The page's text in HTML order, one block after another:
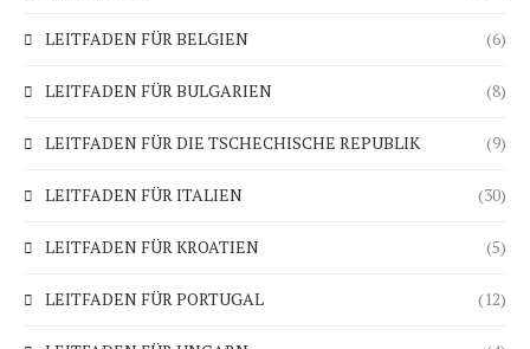
LEITFADEN FÜR BELGIEN (6)
LEITFADEN FÜR BULGARIEN (8)
LEITFADEN FÜR DIE TSCHECHISCHE REPUBLIK (9)
LEITFADEN FÜR ITALIEN (30)
LEITFADEN FÜR KROATIEN (5)
LEITFADEN FÜR PORTUGAL (12)